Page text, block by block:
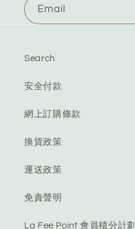
Email
Search
安全付款
網上訂購條款
換貨政策
運送政策
免責聲明
La Fee Point 會員積分計劃